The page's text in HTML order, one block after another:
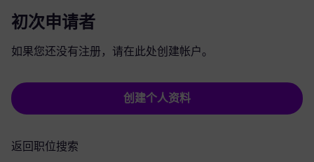
初次申请者
如果您还没有注册，请在此处创建帐户。
创建个人资料
返回职位搜索